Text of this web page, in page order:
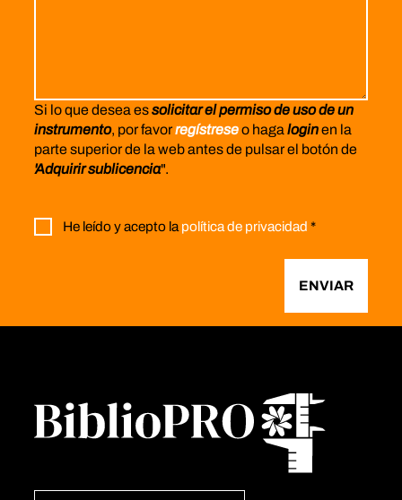
Si lo que desea essolicitar el permiso de uso de un
instrumento, por favorregístreseo haga loginen la
parte superior de la web antes de pulsar el botón de
'Adquirir sublicencia".
He leído y acepto la política de privacidad *
ENVIAR